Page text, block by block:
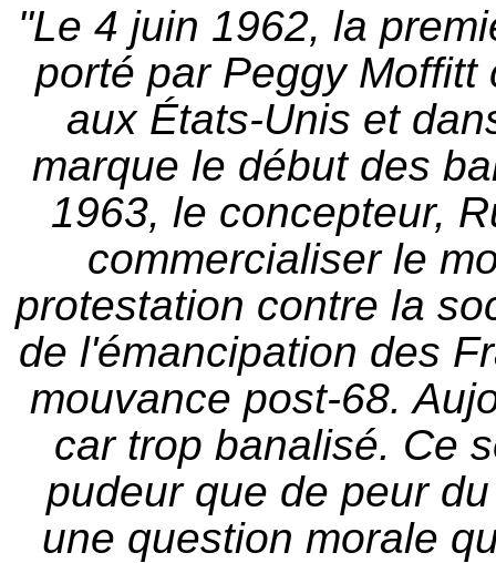
"Le 4 juin 1962, la
porté par Peggy Moffitt
aux États-Unis et
marque le début des
1963, le concepteur,
commercialiser le
protestation contre la
de l'émancipation des
mouvance post-68.
car trop banalisé. Ce
pudeur que de peur
une question morale